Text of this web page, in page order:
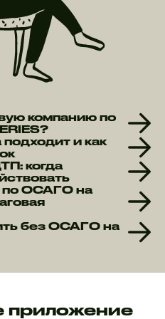
компанию по
подходит и как
когда
по ОСАГО на
без ОСАГО на